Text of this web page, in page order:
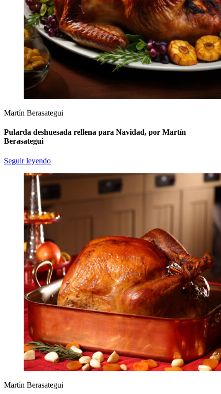
Martín Berasategui
Pularda deshuesada rellena para Navidad, por Martín
Berasategui
Seguir leyendo
Martín Berasategui